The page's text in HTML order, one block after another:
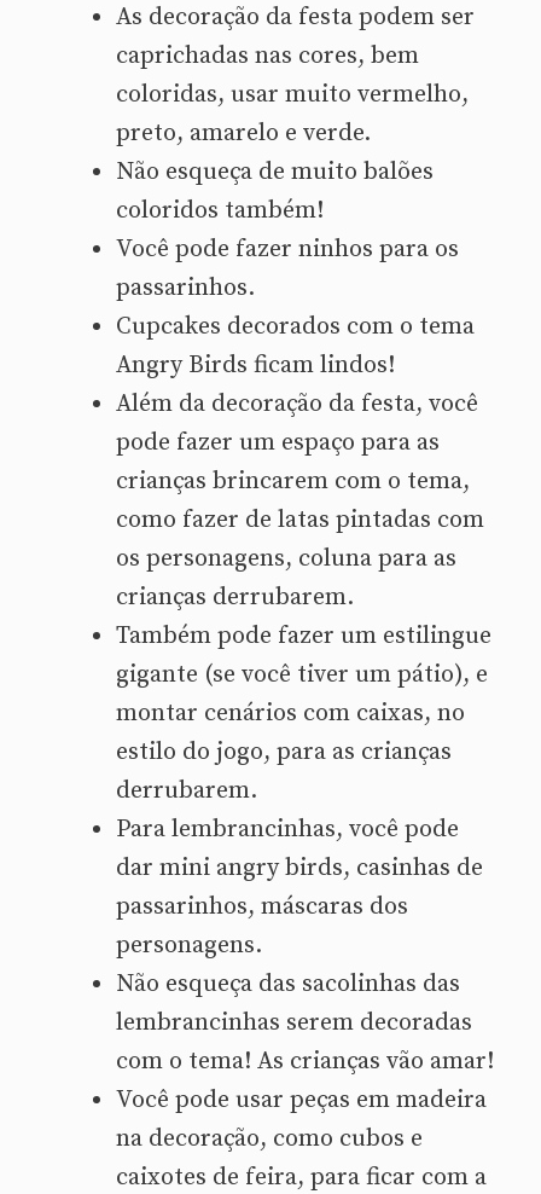
As decoração da festa podem ser
caprichadas nas cores, bem
coloridas, usar muito vermelho,
preto, amarelo e verde.
Não esqueça de muito balões
coloridos também!
Você pode fazer ninhos para os
passarinhos.
Cupcakes decorados com o tema
Angry Birds ficam lindos!
Além da decoração da festa, você
pode fazer um espaço para as
crianças brincarem com o tema,
como fazer de latas pintadas com
os personagens, coluna para as
crianças derrubarem.
Também pode fazer um estilingue
gigante (se você tiver um pátio), e
montar cenários com caixas, no
estilo do jogo, para as crianças
derrubarem.
Para lembrancinhas, você pode
dar mini angry birds, casinhas de
passarinhos, máscaras dos
personagens.
Não esqueça das sacolinhas das
lembrancinhas serem decoradas
com o tema! As crianças vão amar!
Você pode usar peças em madeira
na decoração, como cubos e
caixotes de feira, para ficar com a